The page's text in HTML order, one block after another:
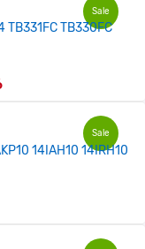
Sale
TB330FC
Sale
14IAH10 14IRH10